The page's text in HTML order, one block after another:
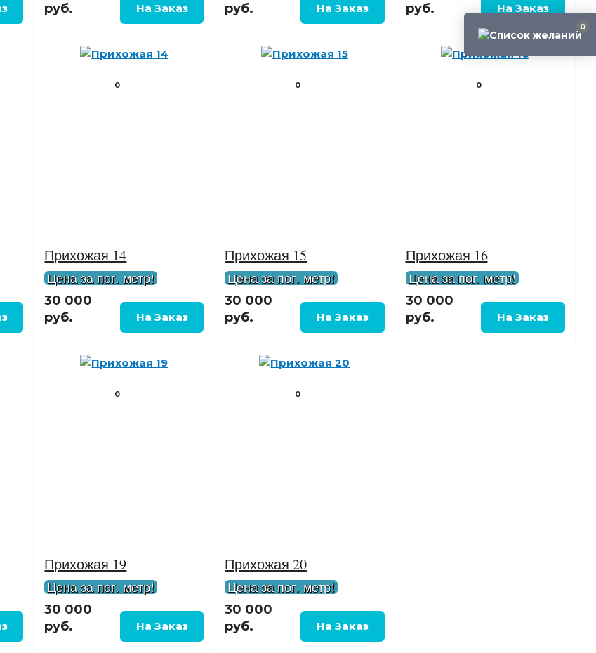
0
руб.
руб.
руб.
0
Прихожая 14
Цена за пог. метр!
30 000
руб.
0
Прихожая 15
Цена за пог. метр!
30 000
руб.
0
Прихожая 16
Цена за пог. метр!
30 000
руб.
0
Прихожая 19
Цена за пог. метр!
30 000
руб.
0
Прихожая 20
Цена за пог. метр!
30 000
руб.